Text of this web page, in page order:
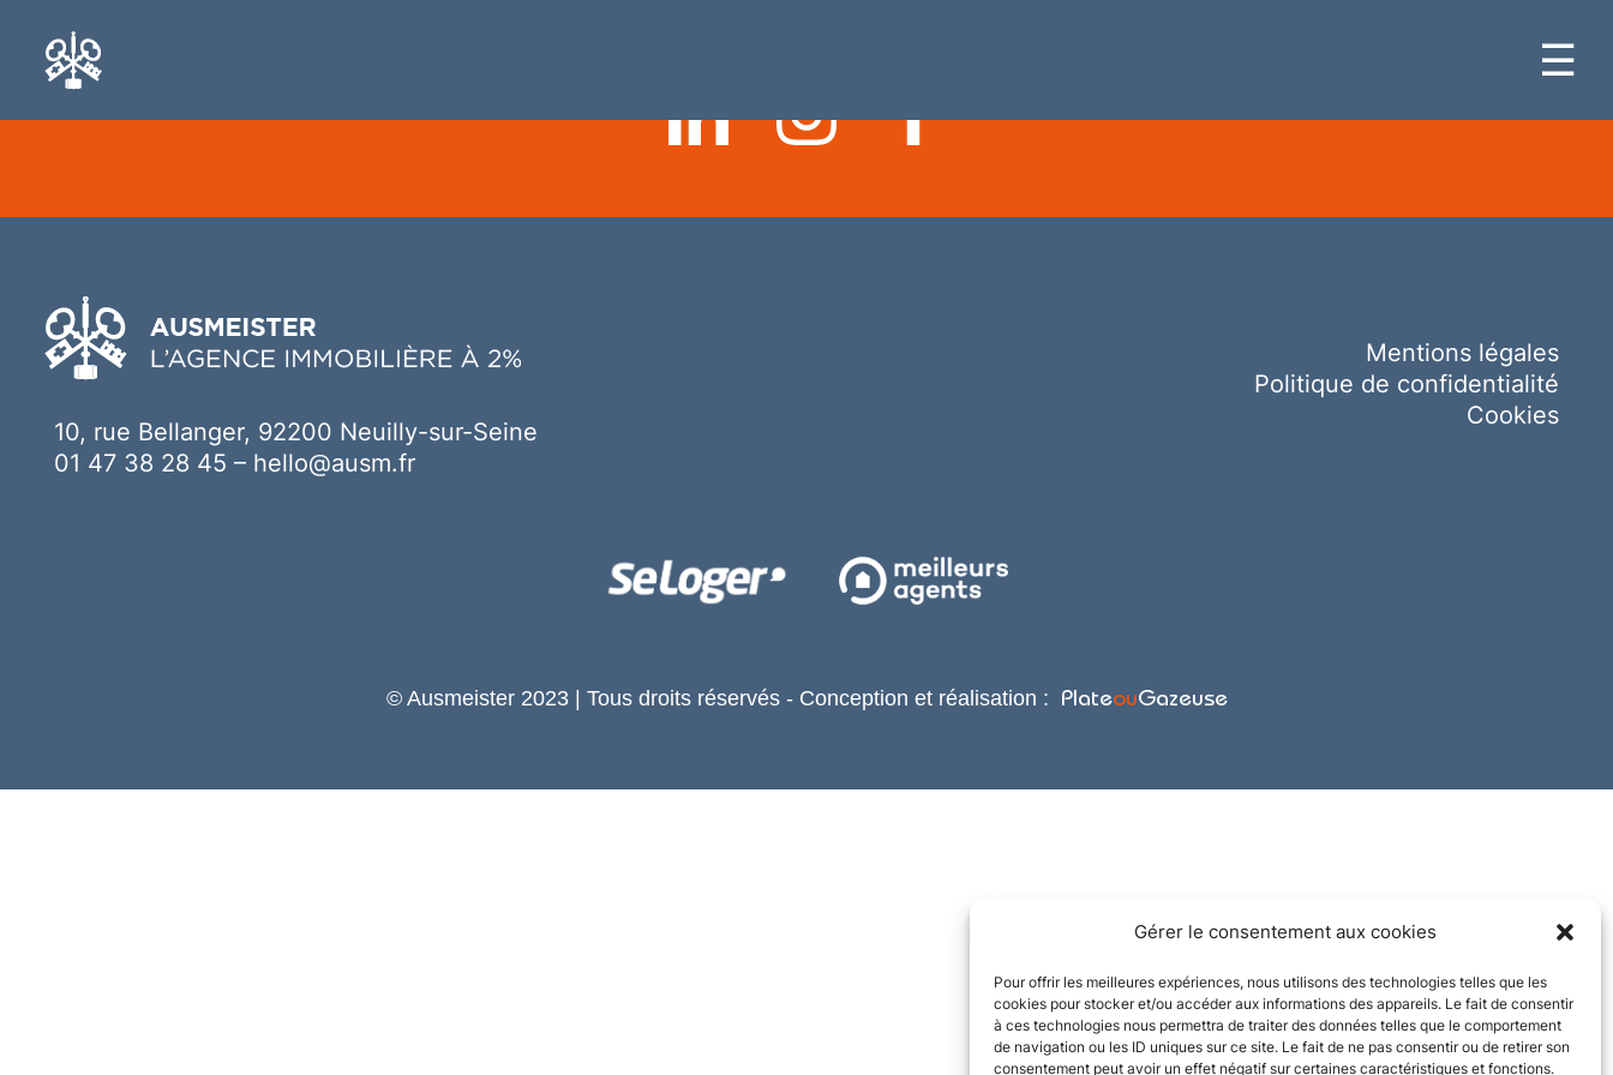
Gérer le consentement aux cookies
Pour offrir les meilleures expériences, nous utilisons des technologies telles que les
cookies pour stocker et/ou accéder aux informations des appareils. Le fait de consentir
à ces technologies nous permettra de traiter des données telles que le comportement
de navigation ou les ID uniques sur ce site. Le fait de ne pas consentir ou de retirer son
consentement peut avoir un effet négatif sur certaines caractéristiques et fonctions.
☰
10, rue Bellanger, 92200 Neuilly-sur-Seine
01 47 38 28 45 – hello@ausm.fr
Mentions légales
Politique de confidentialité
Cookies
© Ausmeister 2023 | Tous droits réservés - Conception et réalisation : PlateouGazeuse